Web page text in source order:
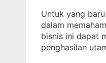
Untuk yang
dalam
bisnis ini dapat
penghasilan